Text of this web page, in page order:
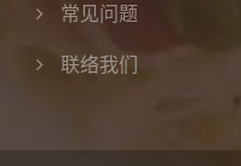
常见问题
联络我们